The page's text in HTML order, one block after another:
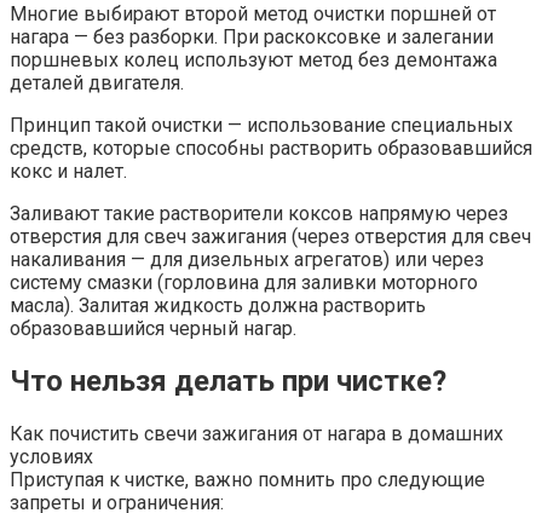
Многие выбирают второй метод очистки поршней от
нагара — без разборки. При раскоксовке и залегании
поршневых колец используют метод без демонтажа
деталей двигателя.
Принцип такой очистки — использование специальных
средств, которые способны растворить образовавшийся
кокс и налет.
Заливают такие растворители коксов напрямую через
отверстия для свеч зажигания (через отверстия для свеч
накаливания — для дизельных агрегатов) или через
систему смазки (горловина для заливки моторного
масла). Залитая жидкость должна растворить
образовавшийся черный нагар.
Что нельзя делать при чистке?
Как почистить свечи зажигания от нагара в домашних
условиях
Приступая к чистке, важно помнить про следующие
запреты и ограничения: